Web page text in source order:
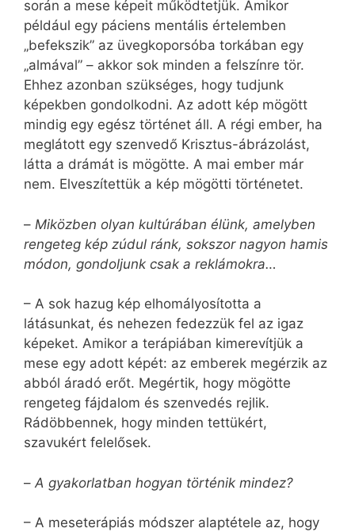
során a mese képeit működtetjük. Amikor
például egy páciens mentális értelemben
„befekszik” az üvegkoporsóba torkában egy
„almával” – akkor sok minden a felszínre tör.
Ehhez azonban szükséges, hogy tudjunk
képekben gondolkodni. Az adott kép mögött
mindig egy egész történet áll. A régi ember, ha
meglátott egy szenvedő Krisztus-ábrázolást,
látta a drámát is mögötte. A mai ember már
nem. Elveszítettük a kép mögötti történetet.
– Miközben olyan kultúrában élünk, amelyben
rengeteg kép zúdul ránk, sokszor nagyon hamis
módon, gondoljunk csak a reklámokra…
– A sok hazug kép elhomályosította a
látásunkat, és nehezen fedezzük fel az igaz
képeket. Amikor a terápiában kimerevítjük a
mese egy adott képét: az emberek megérzik az
abból áradó erőt. Megértik, hogy mögötte
rengeteg fájdalom és szenvedés rejlik.
Rádöbbennek, hogy minden tettükért,
szavukért felelősek.
– A gyakorlatban hogyan történik mindez?
– A meseterápiás módszer alaptétele az, hogy